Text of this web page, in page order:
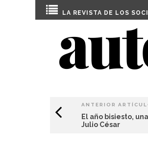
LA REVISTA DE LOS
ANTERIOR
El año bisiesto,
Julio César